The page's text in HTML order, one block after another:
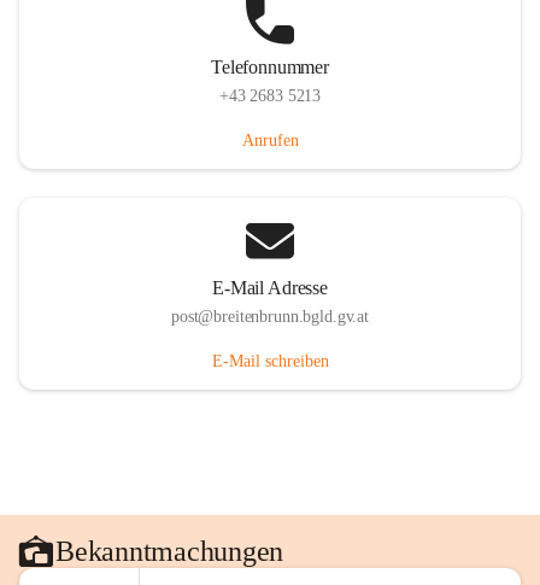
Telefonnummer
+43 2683 5213
Anrufen
E-Mail Adresse
post@breitenbrunn.bgld.gv.at
E-Mail schreiben
Bekanntmachungen